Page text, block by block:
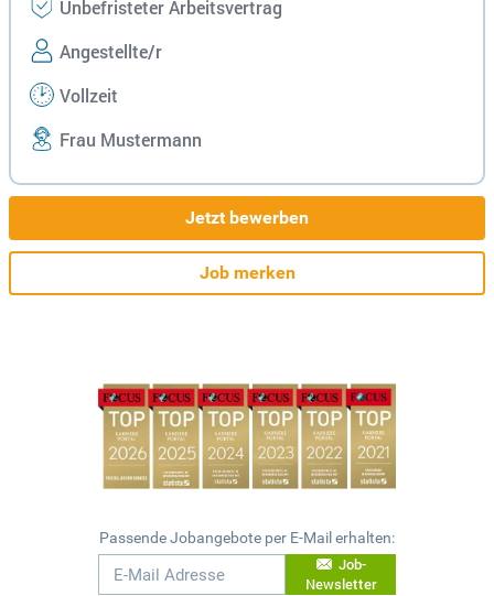
Unbefristeter Arbeitsvertrag
Angestellte/r
Vollzeit
Frau Mustermann
Jetzt bewerben
Job merken
Passende Jobangebote per E-Mail erhalten:
Job-
Newsletter